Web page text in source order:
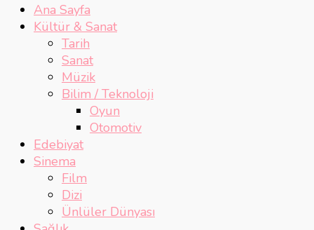
Ana Sayfa
Kültür & Sanat
Tarih
Sanat
Müzik
Bilim / Teknoloji
Oyun
Otomotiv
Edebiyat
Sinema
Film
Dizi
Ünlüler Dünyası